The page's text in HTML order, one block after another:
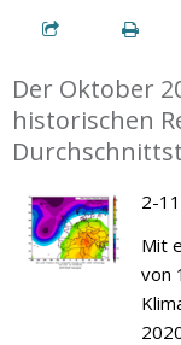
Der Oktober
historischen
2-
Mit
von